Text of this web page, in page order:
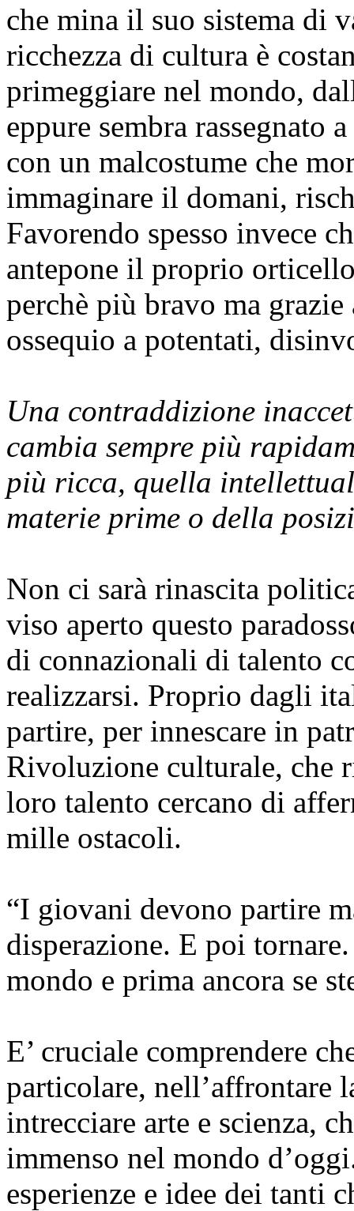
che mina il suo sistema di
ricchezza di cultura è
primeggiare nel mondo,
eppure sembra rassegnato
con un malcostume che
immaginare il domani,
Favorendo spesso invece
antepone il proprio
perchè più bravo ma
ossequio a potentati,
Una contraddizione
cambia sempre più
più ricca, quella
materie prime o della
Non ci sarà rinascita
viso aperto questo
di connazionali di talento
realizzarsi. Proprio dagli
partire, per innescare in
Rivoluzione culturale, che
loro talento cercano di
mille ostacoli.
“I giovani devono partire
disperazione. E poi
mondo e prima ancora se
E’ cruciale comprendere
particolare, nell’affrontare
intrecciare arte e scienza,
immenso nel mondo
esperienze e idee dei tanti